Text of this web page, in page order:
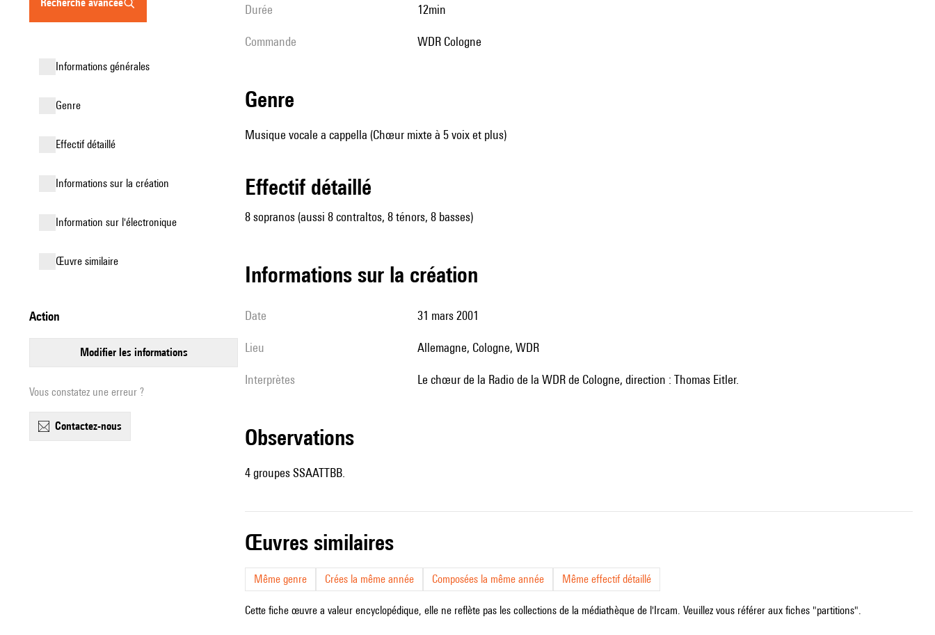
informations générales
genre
effectif détaillé
informations sur la création
Information sur l'électronique
œuvre similaire
action
modifier les informations
Vous constatez une erreur ?
contactez-nous
durée 12min
Commande WDR Cologne
genre
Musique vocale a cappella (Chœur mixte à 5 voix et plus)
effectif détaillé
8 sopranos (aussi 8 contraltos, 8 ténors, 8 basses)
informations sur la création
date 31 mars 2001
lieu Allemagne, Cologne, WDR
interprètes le chœur de la Radio de la WDR de Cologne, direction : Thomas Eitler.
observations
4 groupes SSAATTBB.
œuvres similaires
Même genre Crées la même année Composées la même année Même effectif détaillé
Cette fiche œuvre a valeur encyclopédique, elle ne reflète pas les collections de la médiathèque de l'Ircam. Veuillez vous référer aux fiches "partitions".